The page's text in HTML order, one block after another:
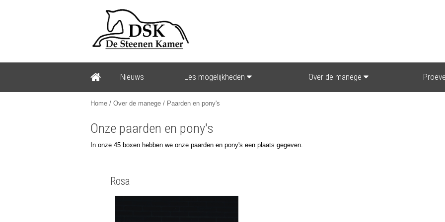
Nieuws Les mogelijkheden Over de manege
Home / Over de manege / Paarden en pony's
Onze paarden en pony's
In onze 45 boxen hebben we onze paarden en pony's een plaats gegeven.
Rosa